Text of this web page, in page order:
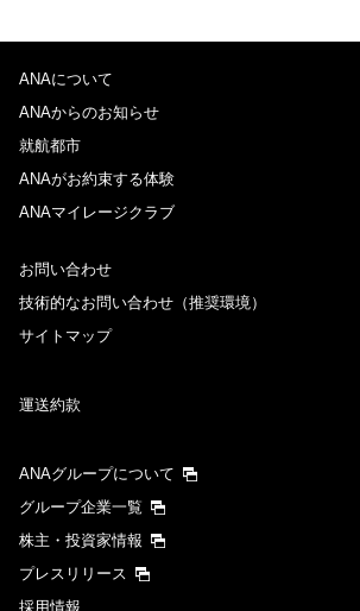
ANAについて
ANAからのお知らせ
就航都市
ANAがお約束する体験
ANAマイレージクラブ
お問い合わせ
技術的なお問い合わせ（推奨環境）
サイトマップ
運送約款
ANAグループについて
グループ企業一覧
株主・投資家情報
プレスリリース
採用情報